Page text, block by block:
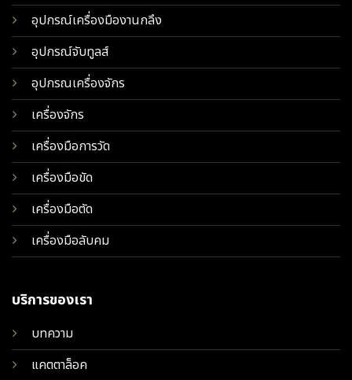
อุปกรณ์เครื่องมืองานกลึง
อุปกรณ์จับทูลส์
อุปกรณเครื่องจักร
เครื่องจักร
เครื่องมือการวัด
เครื่องมือขัด
เครื่องมือตัด
เครื่องมือลับคม
บริการของเรา
บทความ
แคตตาล็อค